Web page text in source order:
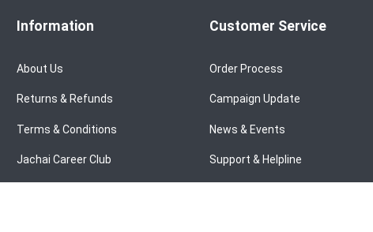
Information
About Us
Returns & Refunds
Terms & Conditions
Jachai Career Club
Customer Service
Order Process
Campaign Update
News & Events
Support & Helpline